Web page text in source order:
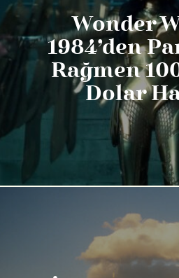
Wonder
1984’den
Rağmen
Dolar